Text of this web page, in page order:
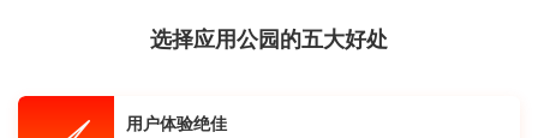
选择应用公园的五大好处
用户体验绝佳